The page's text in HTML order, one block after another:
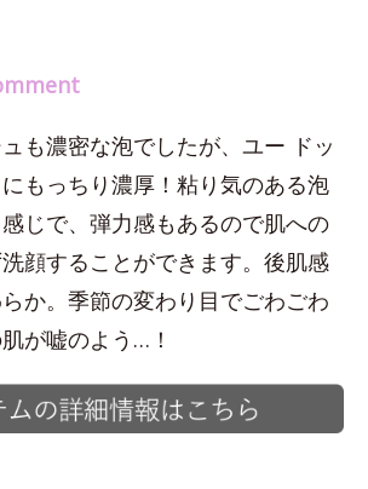
も濃密な泡でしたが、ユー ドッ
もっちり濃厚！粘り気のある泡
じで、弾力感もあるので肌への
顔することができます。後肌感
か。季節の変わり目でごわごわ
が嘘のよう…！